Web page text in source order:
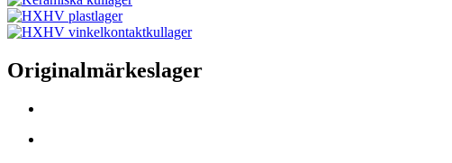
Originalmärkeslager